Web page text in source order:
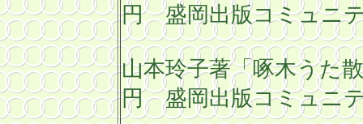
円 盛岡出版コミュニ
山本玲子著「啄木うた
円 盛岡出版コミュニ